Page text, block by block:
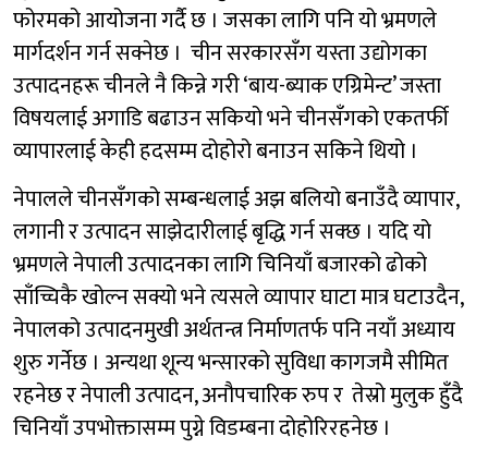
फोरमको आयोजना गर्दै छ । जसका लागि पनि यो भ्रमणले
मार्गदर्शन गर्न सक्नेछ । चीन सरकारसँग यस्ता उद्योगका
उत्पादनहरू चीनले नै किन्ने गरी ‘बाय-ब्याक एग्रिमेन्ट’ जस्ता
विषयलाई अगाडि बढाउन सकियो भने चीनसँगको एकतर्फी
व्यापारलाई केही हदसम्म दोहोरो बनाउन सकिने थियो ।
नेपालले चीनसँगको सम्बन्धलाई अझ बलियो बनाउँदै व्यापार,
लगानी र उत्पादन साझेदारीलाई बृद्धि गर्न सक्छ । यदि यो
भ्रमणले नेपाली उत्पादनका लागि चिनियाँ बजारको ढोको
साँच्चिकै खोल्न सक्यो भने त्यसले व्यापार घाटा मात्र घटाउदैन,
नेपालको उत्पादनमुखी अर्थतन्त्र निर्माणतर्फ पनि नयाँ अध्याय
शुरु गर्नेछ । अन्यथा शून्य भन्सारको सुविधा कागजमै सीमित
रहनेछ र नेपाली उत्पादन, अनौपचारिक रुप र तेस्रो मुलुक हुँदै
चिनियाँ उपभोक्तासम्म पुग्ने विडम्बना दोहोरिरहनेछ ।